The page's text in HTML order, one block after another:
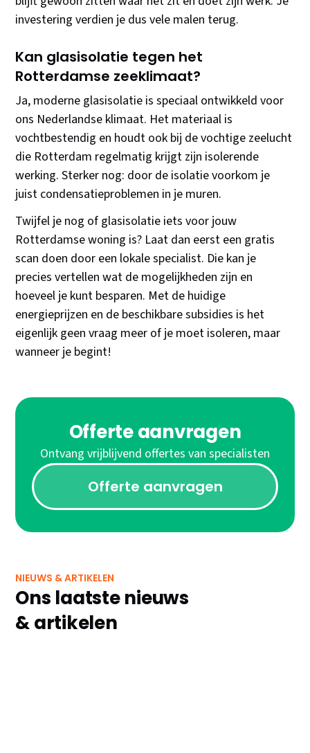
investering verdien je dus vele malen terug.
Kan glasisolatie tegen het
Rotterdamse zeeklimaat?
Ja, moderne glasisolatie is speciaal ontwikkeld voor
ons Nederlandse klimaat. Het materiaal is
vochtbestendig en houdt ook bij de vochtige zeelucht
die Rotterdam regelmatig krijgt zijn isolerende
werking. Sterker nog: door de isolatie voorkom je
juist condensatieproblemen in je muren.
Twijfel je nog of glasisolatie iets voor jouw
Rotterdamse woning is? Laat dan eerst een gratis
scan doen door een lokale specialist. Die kan je
precies vertellen wat de mogelijkheden zijn en
hoeveel je kunt besparen. Met de huidige
energieprijzen en de beschikbare subsidies is het
eigenlijk geen vraag meer of je moet isoleren, maar
wanneer je begint!
Offerte aanvragen
Ontvang vrijblijvend offertes van specialisten
Offerte aanvragen
NIEUWS & ARTIKELEN
Ons laatste nieuws
& artikelen